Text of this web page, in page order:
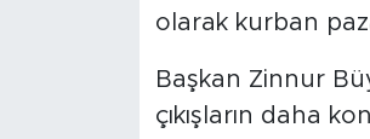
olarak kurban
Başkan Zinnur
çıkışların daha